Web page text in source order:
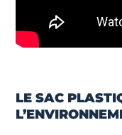
LE SAC